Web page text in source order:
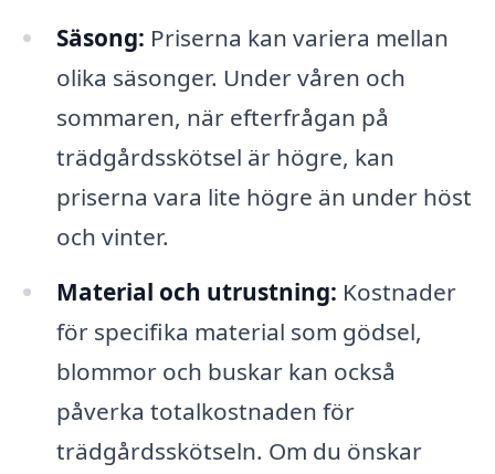
Säsong: Priserna kan variera mellan
olika säsonger. Under våren och
sommaren, när efterfrågan på
trädgårdsskötsel är högre, kan
priserna vara lite högre än under höst
och vinter.
Material och utrustning: Kostnader
för specifika material som gödsel,
blommor och buskar kan också
påverka totalkostnaden för
trädgårdsskötseln. Om du önskar